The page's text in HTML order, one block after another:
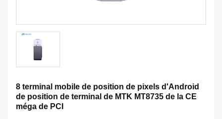
8 terminal mobile de position de pixels d'Android
de position de terminal de MTK MT8735 de la CE
méga de PCI